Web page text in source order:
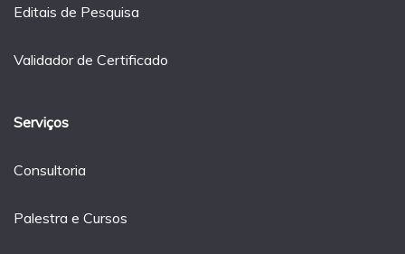
Editais de Pesquisa
Validador de Certificado
Serviços
Consultoria
Palestra e Cursos